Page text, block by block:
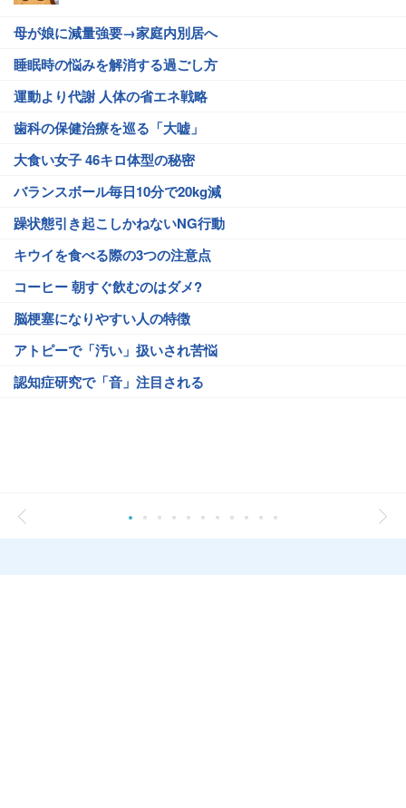
母が娘に減量強要→家庭内別居へ
睡眠時の悩みを解消する過ごし方
運動より代謝 人体の省エネ戦略
歯科の保健治療を巡る「大嘘」
大食い女子 46キロ体型の秘密
バランスボール毎日10分で20kg減
躁状態引き起こしかねないNG行動
キウイを食べる際の3つの注意点
コーヒー 朝すぐ飲むのはダメ?
脳梗塞になりやすい人の特徴
アトピーで「汚い」扱いされ苦悩
認知症研究で「音」注目される